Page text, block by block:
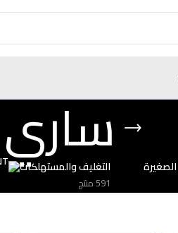
ساري
التغليف والمستهلكات
591 منتج